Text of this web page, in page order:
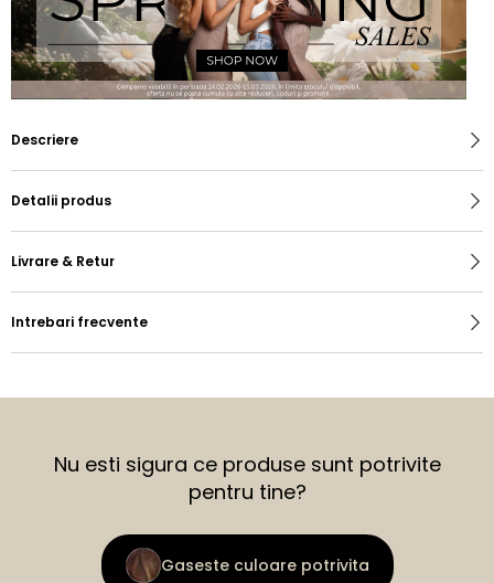
Descriere
Detalii produs
Livrare & Retur
Intrebari frecvente
Nu esti sigura ce produse sunt potrivite
pentru tine?
Gaseste culoare potrivita